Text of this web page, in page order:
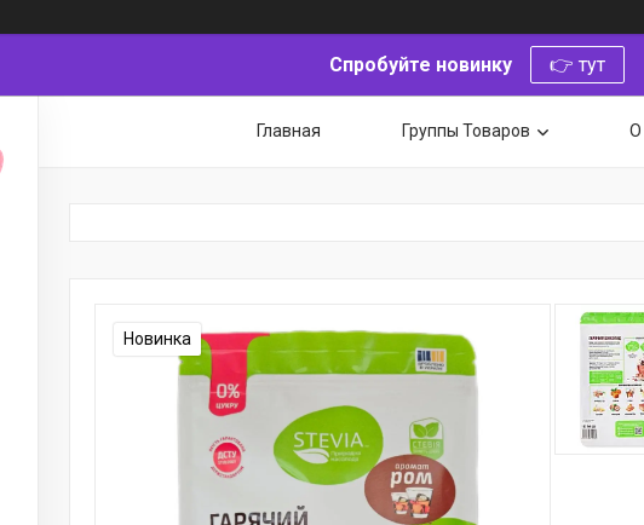
Спробуйте новинку 👉 тут
Главная Группы Товаров О
Новинка